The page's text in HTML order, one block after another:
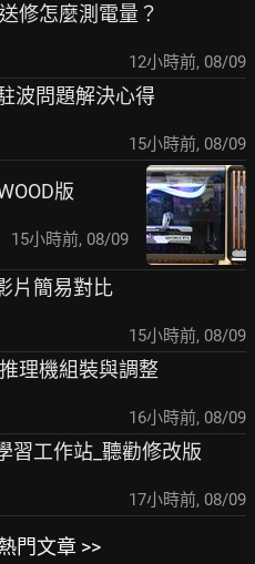
修怎麼測電量？
12小時前, 08/09
波問題解決心得
15小時前, 08/09
版
15小時前, 08/09
片簡易對比
15小時前, 08/09
理機組裝與調整
16小時前, 08/09
習工作站_聽勸修改版
17小時前, 08/09
門文章 >>